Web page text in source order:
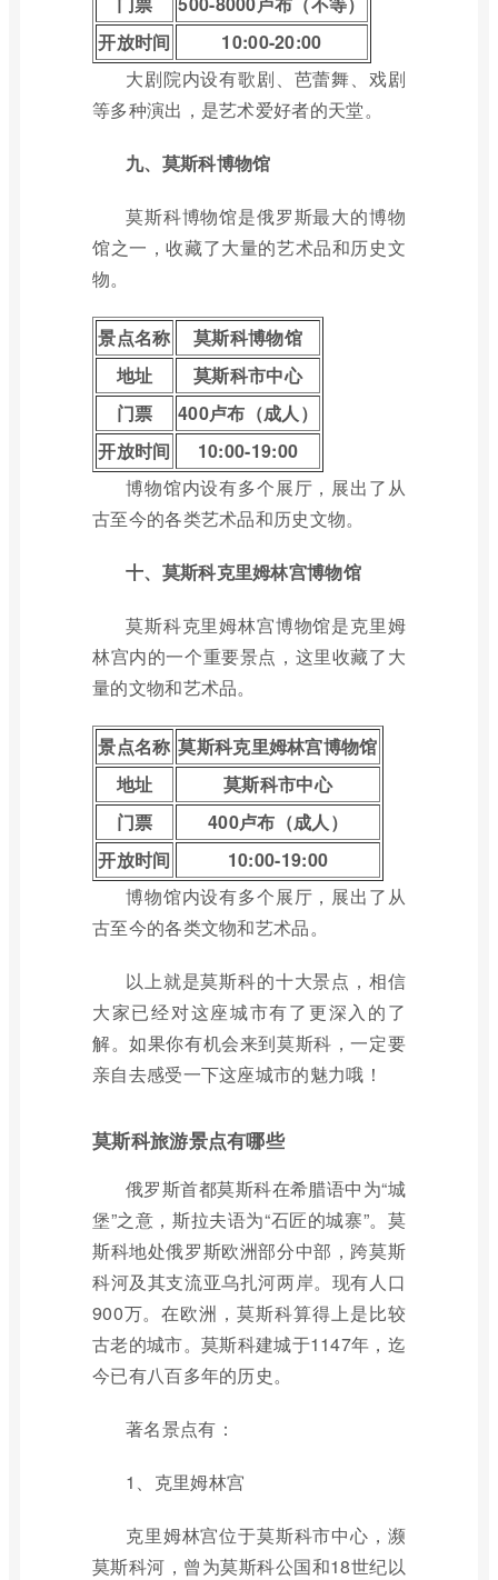
开放时间
10:00-20:00
大剧院内设有歌剧、芭蕾舞、戏剧
等多种演出，是艺术爱好者的天堂。
九、莫斯科博物馆
莫斯科博物馆是俄罗斯最大的博物
馆之一，收藏了大量的艺术品和历史文
物。
景点名称
莫斯科博物馆
地址
莫斯科市中心
门票
400卢布（成人）
开放时间
10:00-19:00
博物馆内设有多个展厅，展出了从
古至今的各类艺术品和历史文物。
十、莫斯科克里姆林宫博物馆
莫斯科克里姆林宫博物馆是克里姆
林宫内的一个重要景点，这里收藏了大
量的文物和艺术品。
景点名称 莫斯科克里姆林宫博物馆
地址
莫斯科市中心
门票
400卢布（成人）
开放时间
10:00-19:00
博物馆内设有多个展厅，展出了从
古至今的各类文物和艺术品。
以上就是莫斯科的十大景点，相信
大家已经对这座城市有了更深入的了
解。如果你有机会来到莫斯科，一定要
亲自去感受一下这座城市的魅力哦！
莫斯科旅游景点有哪些
俄罗斯首都莫斯科在希腊语中为“城
堡”之意，斯拉夫语为“石匠的城寨”。莫
斯科地处俄罗斯欧洲部分中部，跨莫斯
科河及其支流亚乌扎河两岸。现有人口
900万。在欧洲，莫斯科算得上是比较
古老的城市。莫斯科建城于1147年，迄
今已有八百多年的历史。
著名景点有：
1、克里姆林宫
克里姆林宫位于莫斯科市中心，濒
莫斯科河，曾为莫斯科公国和18世纪以